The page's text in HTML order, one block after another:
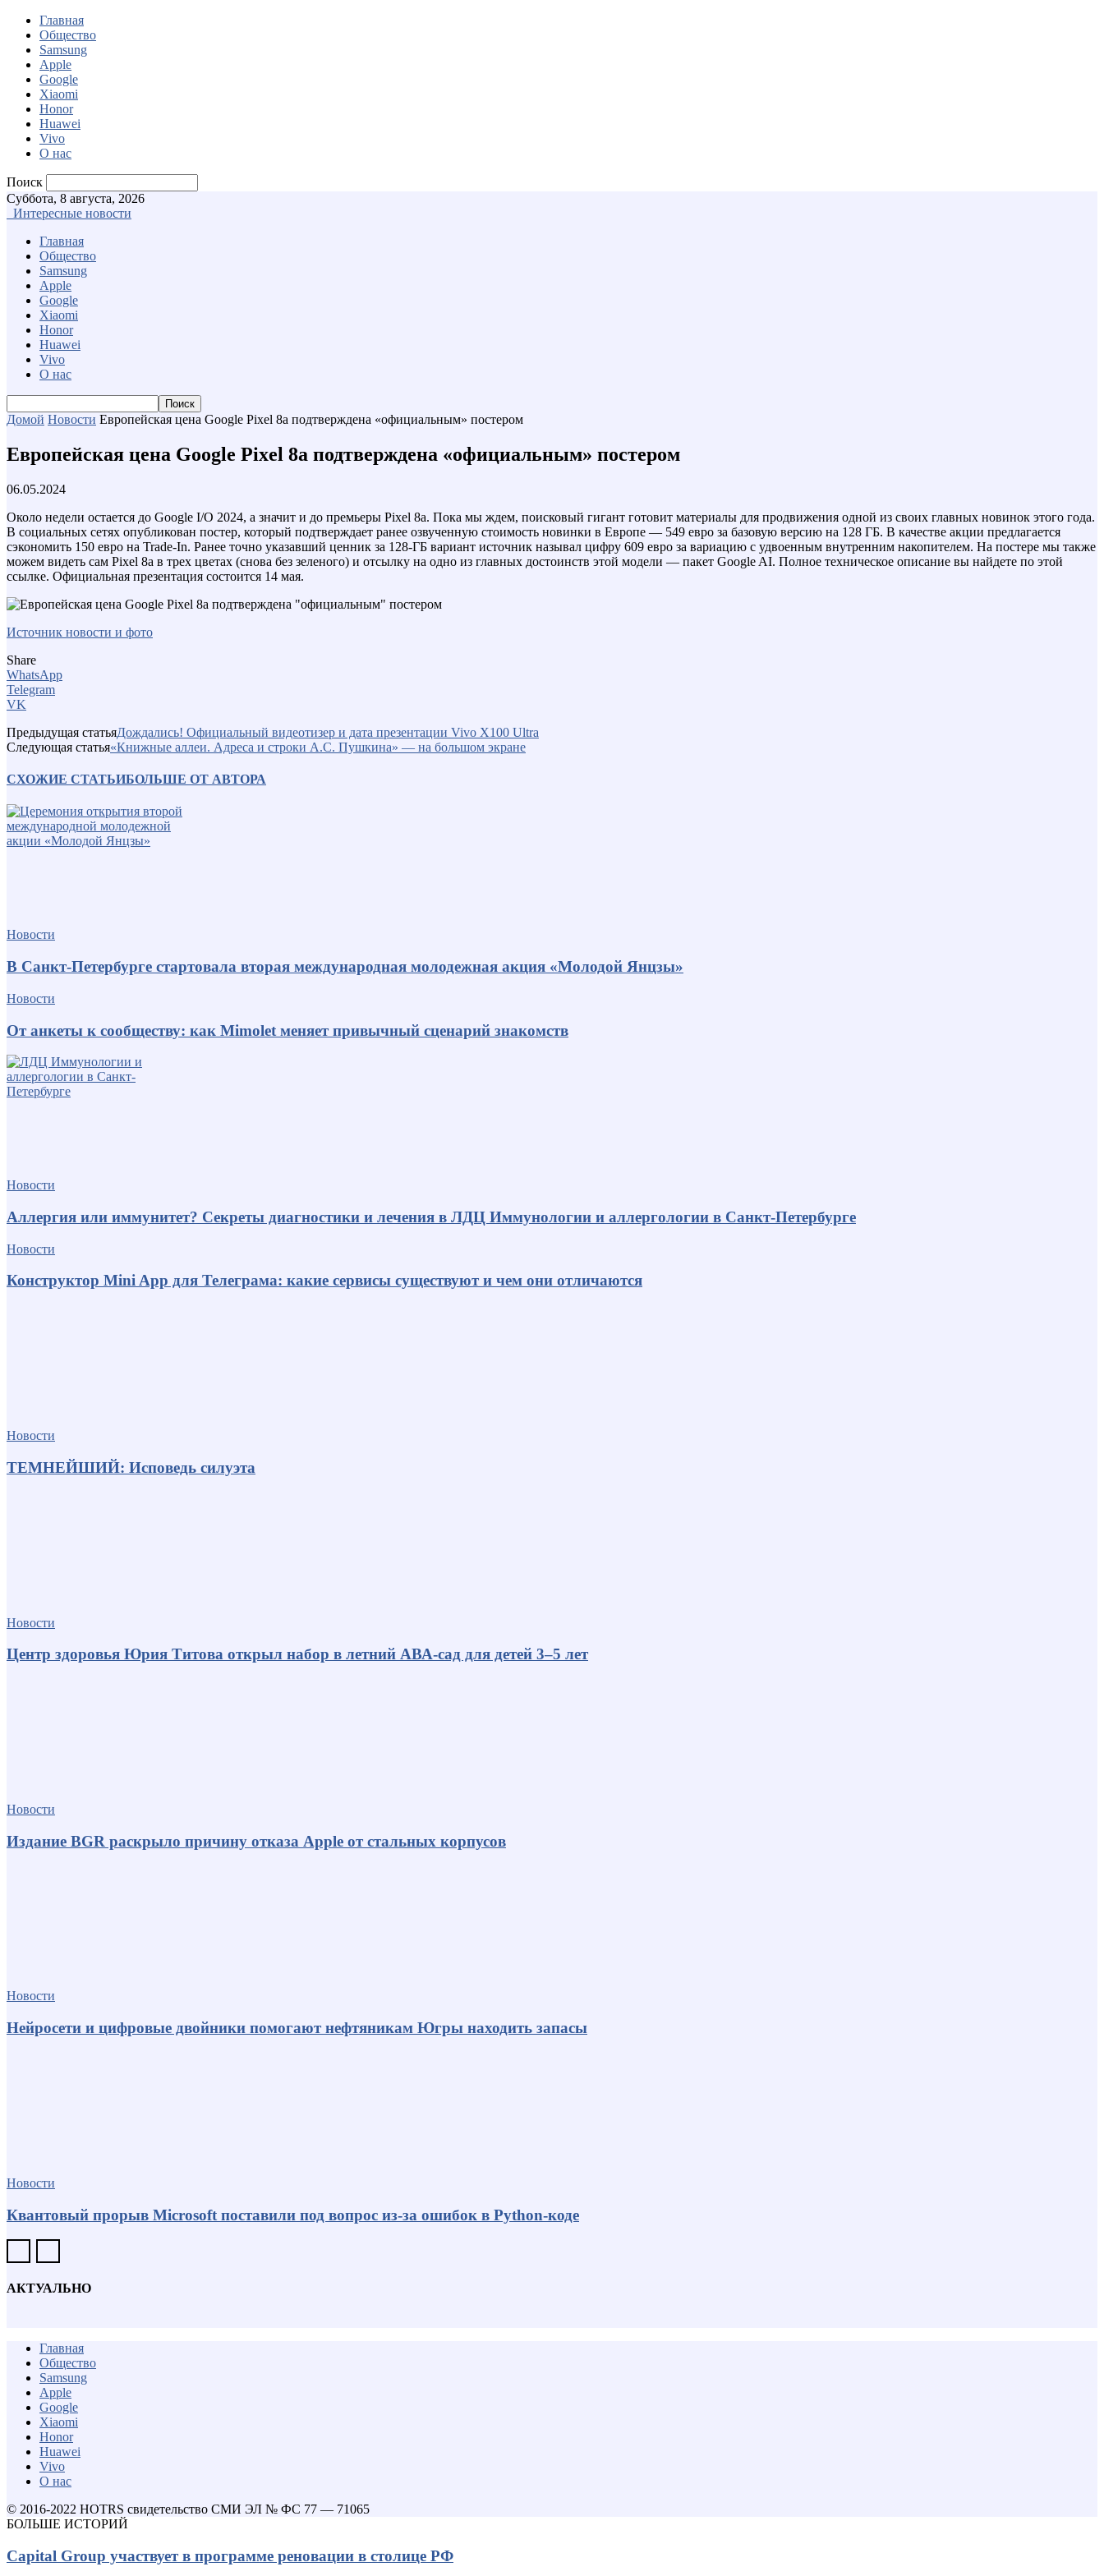
Главная
Общество
Samsung
Apple
Google
Xiaomi
Honor
Huawei
Vivo
О нас
Поиск
Суббота, 8 августа, 2026
Интересные новости
Главная
Общество
Samsung
Apple
Google
Xiaomi
Honor
Huawei
Vivo
О нас
Домой Новости Европейская цена Google Pixel 8a подтверждена «официальным» постером
Европейская цена Google Pixel 8a подтверждена «официальным» постером
06.05.2024
Около недели остается до Google I/O 2024, а значит и до премьеры Pixel 8a. Пока мы ждем, поисковый гигант готовит материалы для продвижения одной из своих главных новинок этого года.
В социальных сетях опубликован постер, который подтверждает ранее озвученную стоимость новинки в Европе — 549 евро за базовую версию на 128 ГБ. В качестве акции предлагается
сэкономить 150 евро на Trade-In. Ранее точно указавший ценник за 128-ГБ вариант источник называл цифру 609 евро за вариацию с удвоенным внутренним накопителем. На постере мы также
можем видеть сам Pixel 8a в трех цветах (снова без зеленого) и отсылку на одно из главных достоинств этой модели — пакет Google AI. Полное техническое описание вы найдете по этой
ссылке. Официальная презентация состоится 14 мая.
Источник новости и фото
Share
WhatsApp
Telegram
VK
Предыдущая статьяДождались! Официальный видеотизер и дата презентации Vivo X100 Ultra
Следующая статья«Книжные аллеи. Адреса и строки А.С. Пушкина» — на большом экране
СХОЖИЕ СТАТЬИБОЛЬШЕ ОТ АВТОРА
Новости
В Санкт-Петербурге стартовала вторая международная молодежная акция «Молодой Янцзы»
Новости
От анкеты к сообществу: как Mimolet меняет привычный сценарий знакомств
Новости
Аллергия или иммунитет? Секреты диагностики и лечения в ЛДЦ Иммунологии и аллергологии в Санкт-Петербурге
Новости
Конструктор Mini App для Телеграма: какие сервисы существуют и чем они отличаются
Новости
ТЕМНЕЙШИЙ: Исповедь силуэта
Новости
Центр здоровья Юрия Титова открыл набор в летний АВА-сад для детей 3–5 лет
Новости
Издание BGR раскрыло причину отказа Apple от стальных корпусов
Новости
Нейросети и цифровые двойники помогают нефтяникам Югры находить запасы
Новости
Квантовый прорыв Microsoft поставили под вопрос из-за ошибок в Python-коде
АКТУАЛЬНО
Главная
Общество
Samsung
Apple
Google
Xiaomi
Honor
Huawei
Vivo
О нас
© 2016-2022 HOTRS свидетельство СМИ ЭЛ № ФС 77 — 71065
БОЛЬШЕ ИСТОРИЙ
Capital Group участвует в программе реновации в столице РФ